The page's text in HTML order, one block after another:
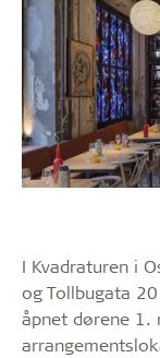
I Kvadraturen i
og Tollbugata
åpnet dørene 1.